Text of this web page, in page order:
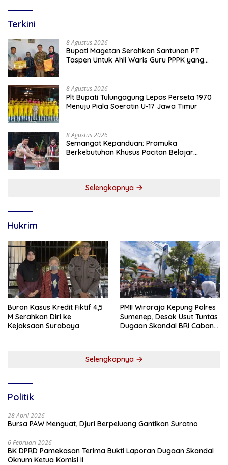
Terkini
8 Agustus 2026
Bupati Magetan Serahkan Santunan PT
Taspen Untuk Ahli Waris Guru PPPK yang
8 Agustus 2026
Plt Bupati Tulungagung Lepas Perseta 1970
Menuju Piala Soeratin U-17 Jawa Timur
8 Agustus 2026
Semangat Kepanduan: Pramuka
Berkebutuhan Khusus Pacitan Belajar
Selengkapnya
Hukrim
Buron Kasus Kredit Fiktif 4,5
M Serahkan Diri ke
Kejaksaan Surabaya
PMII Wiraraja Kepung Polres
Sumenep, Desak Usut Tuntas
Dugaan Skandal BRI Cabang
Selengkapnya
Politik
28 April 2026
Bursa PAW Menguat, Djuri Berpeluang Gantikan Suratno
6 Februari 2026
BK DPRD Pamekasan Terima Bukti Laporan Dugaan Skandal
Oknum Ketua Komisi II